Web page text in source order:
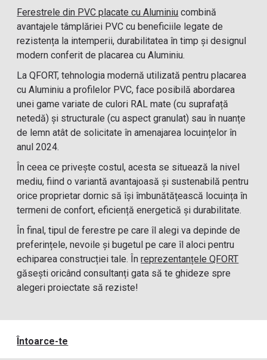
Ferestrele din PVC placate cu Aluminiu combină
avantajele tâmplăriei PVC cu beneficiile legate de
rezistența la intemperii, durabilitatea în timp și designul
modern conferit de placarea cu Aluminiu.
La QFORT, tehnologia modernă utilizată pentru placarea
cu Aluminiu a profilelor PVC, face posibilă abordarea
unei game variate de culori RAL mate (cu suprafață
netedă) și structurale (cu aspect granulat) sau în nuanțe
de lemn atât de solicitate în amenajarea locuințelor în
anul 2024.
În ceea ce privește costul, acesta se situează la nivel
mediu, fiind o variantă avantajoasă și sustenabilă pentru
orice proprietar dornic să își îmbunătățească locuința în
termeni de confort, eficiență energetică și durabilitate.
În final, tipul de ferestre pe care îl alegi va depinde de
preferințele, nevoile și bugetul pe care îl aloci pentru
echiparea construcției tale. Înreprezentanțele QFORT
găsești oricând consultanți gata să te ghideze spre
alegeri proiectate să reziste!
Întoarce-te